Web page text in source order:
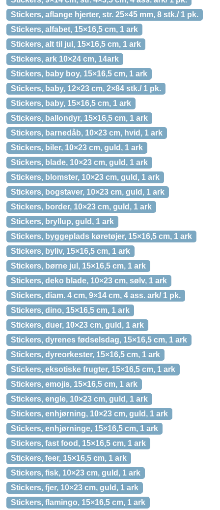
Stickers, aflange hjerter, str. 25×45 mm, 8 stk./ 1 pk.
Stickers, alfabet, 15×16,5 cm, 1 ark
Stickers, alt til jul, 15×16,5 cm, 1 ark
Stickers, ark 10×24 cm, 14ark
Stickers, baby boy, 15×16,5 cm, 1 ark
Stickers, baby, 12×23 cm, 2×84 stk./ 1 pk.
Stickers, baby, 15×16,5 cm, 1 ark
Stickers, ballondyr, 15×16,5 cm, 1 ark
Stickers, barnedåb, 10×23 cm, hvid, 1 ark
Stickers, biler, 10×23 cm, guld, 1 ark
Stickers, blade, 10×23 cm, guld, 1 ark
Stickers, blomster, 10×23 cm, guld, 1 ark
Stickers, bogstaver, 10×23 cm, guld, 1 ark
Stickers, border, 10×23 cm, guld, 1 ark
Stickers, bryllup, guld, 1 ark
Stickers, byggeplads køretøjer, 15×16,5 cm, 1 ark
Stickers, byliv, 15×16,5 cm, 1 ark
Stickers, børne jul, 15×16,5 cm, 1 ark
Stickers, deko blade, 10×23 cm, sølv, 1 ark
Stickers, diam. 4 cm, 9×14 cm, 4 ass. ark/ 1 pk.
Stickers, dino, 15×16,5 cm, 1 ark
Stickers, duer, 10×23 cm, guld, 1 ark
Stickers, dyrenes fødselsdag, 15×16,5 cm, 1 ark
Stickers, dyreorkester, 15×16,5 cm, 1 ark
Stickers, eksotiske frugter, 15×16,5 cm, 1 ark
Stickers, emojis, 15×16,5 cm, 1 ark
Stickers, engle, 10×23 cm, guld, 1 ark
Stickers, enhjørning, 10×23 cm, guld, 1 ark
Stickers, enhjørninge, 15×16,5 cm, 1 ark
Stickers, fast food, 15×16,5 cm, 1 ark
Stickers, feer, 15×16,5 cm, 1 ark
Stickers, fisk, 10×23 cm, guld, 1 ark
Stickers, fjer, 10×23 cm, guld, 1 ark
Stickers, flamingo, 15×16,5 cm, 1 ark